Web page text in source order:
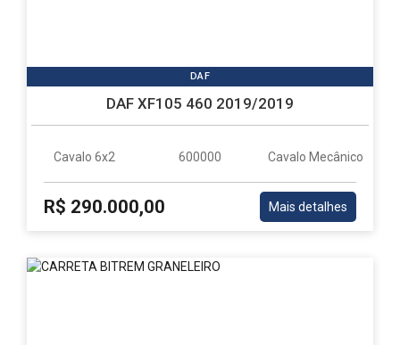
DAF
DAF XF105 460 2019/2019
Cavalo 6x2 600000 Cavalo Mecânico
R$ 290.000,00 Mais detalhes